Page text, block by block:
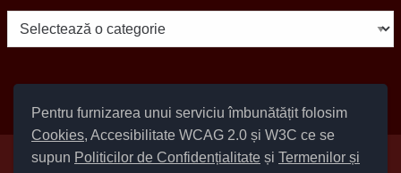
Pentru furnizarea unui serviciu îmbunătățit folosim
Cookies, Accesibilitate WCAG 2.0 și W3C ce se
supun Politicilor de Confidențialitate și Termenilor și
Categorii
de
Setări Cookies și Accesibilitate